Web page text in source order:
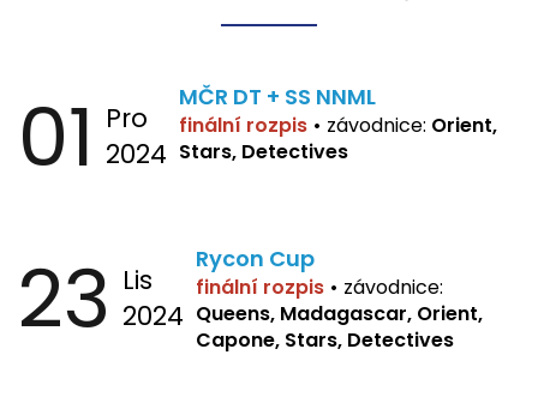
01 Pro
2024
MČR DT + SS NNML
finální rozpis • závodnice: Orient,
Stars, Detectives
23 Lis
2024
Rycon Cup
finální rozpis • závodnice:
Queens, Madagascar, Orient,
Capone, Stars, Detectives